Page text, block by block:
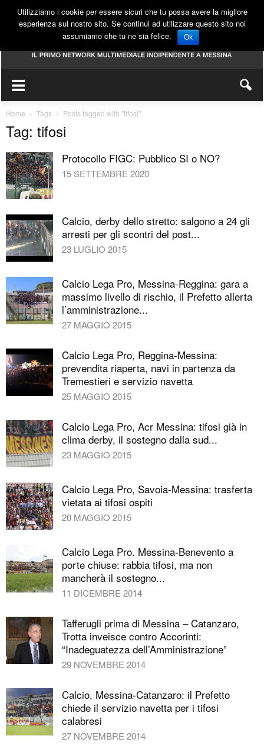
Home Tags Posts tagged with "tifosi"
Tag: tifosi
Protocollo FIGC: Pubblico SI o NO?
15 SETTEMBRE 2020
Calcio, derby dello stretto: salgono a 24 gli
arresti per gli scontri del post...
23 LUGLIO 2015
Calcio Lega Pro, Messina-Reggina: gara a
massimo livello di rischio, il Prefetto allerta
l’amministrazione...
27 MAGGIO 2015
Calcio Lega Pro, Reggina-Messina:
prevendita riaperta, navi in partenza da
Tremestieri e servizio navetta
25 MAGGIO 2015
Calcio Lega Pro, Acr Messina: tifosi già in
clima derby, il sostegno dalla sud...
23 MAGGIO 2015
Calcio Lega Pro, Savoia-Messina: trasferta
vietata ai tifosi ospiti
20 MAGGIO 2015
Calcio Lega Pro. Messina-Benevento a
porte chiuse: rabbia tifosi, ma non
mancherà il sostegno...
11 DICEMBRE 2014
Tafferugli prima di Messina – Catanzaro,
Trotta inveisce contro Accorinti:
“Inadeguatezza dell’Amministrazione”
29 NOVEMBRE 2014
Calcio, Messina-Catanzaro: il Prefetto
chiede il servizio navetta per i tifosi
calabresi
27 NOVEMBRE 2014
Utilizziamo i cookie per essere sicuri che tu possa avere la migliore
esperienza sul nostro sito. Se continui ad utilizzare questo sito noi
assumiamo che tu ne sia felice.
Ok